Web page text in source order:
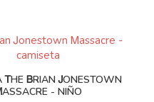
ᎢHE ᏴRIAN ᎫONESTOWN
- NIÑO